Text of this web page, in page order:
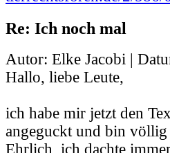
Re: Ich noch mal
Autor: Elke Jacobi |
Hallo, liebe Leute,
ich habe mir jetzt den
angeguckt und bin völlig
Ehrlich, ich dachte